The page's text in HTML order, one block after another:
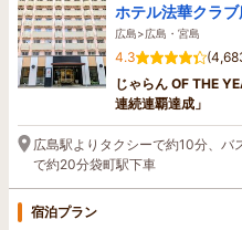
ホテル法華クラブ
広島>広島・宮島
4.3
じゃらん OF THE
連続連覇達成」
広島駅よりタクシーで約10分、
で約20分袋町駅下車
宿泊プラン